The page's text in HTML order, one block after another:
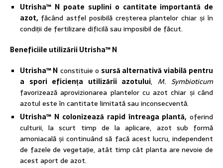
Utrisha™ N poate suplini o cantitate importantă de
azot, făcând astfel posibilă creșterea plantelor chiar și în
condiții de fertilizare dificilă sau imposibil de făcut.
Beneficiile utilizării Utrisha™N
Utrisha™ N constituie o sursă alternativă viabilă pentru
a spori eficiența utilizării azotului, M. Symbioticum
favorizează aprovizionarea plantelor cu azot chiar și când
azotul este în cantitate limitată sau inconsecventă.
Utrisha™ N colonizează rapid întreaga plantă, oferind
culturii, la scurt timp de la aplicare, azot sub formă
amoniacală și continuând să facă acest lucru, independent
de fazele de vegetație, atât timp cât planta are nevoie de
acest aport de azot.